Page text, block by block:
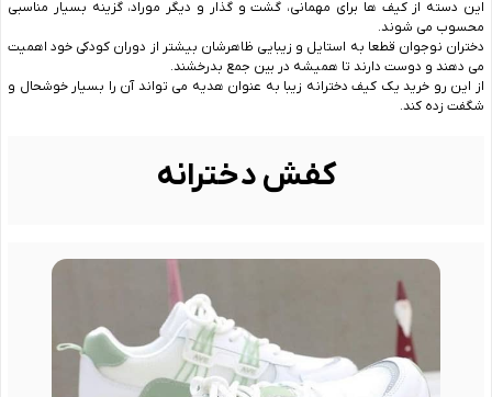
این دسته از کیف ها برای مهمانی، گشت و گذار و دیگر موراد، گزینه بسیار مناسبی
محسوب می شوند.
دختران نوجوان قطعا به استایل و زیبایی ظاهرشان بیشتر از دوران کودکی خود اهمیت
می دهند و دوست دارند تا همیشه در بین جمع بدرخشند.
از این رو خرید یک کیف دخترانه زیبا به عنوان هدیه می تواند آن را بسیار خوشحال و
شگفت زده کند.
کفش دخترانه